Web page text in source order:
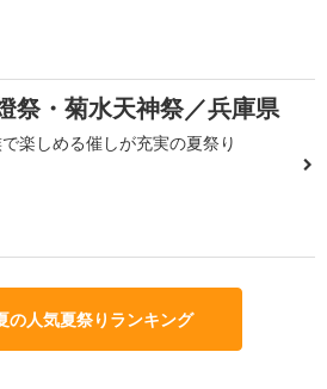
祭・菊水天神祭／兵庫県
楽しめる催しが充実の夏祭り
の人気夏祭りランキング